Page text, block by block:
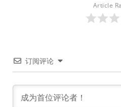
Article
订阅评论